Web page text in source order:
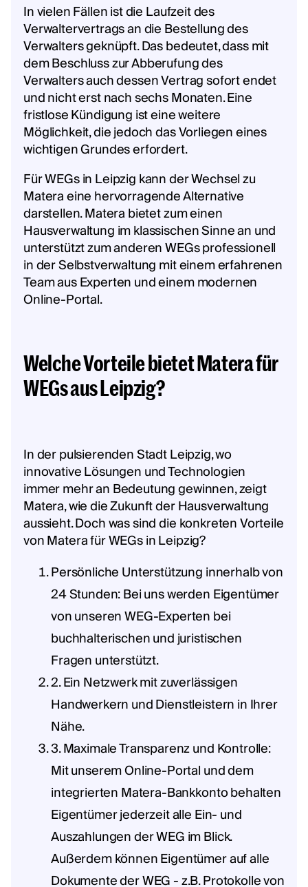
In vielen Fällen ist die Laufzeit des
Verwaltervertrags an die Bestellung des
Verwalters geknüpft. Das bedeutet, dass mit
dem Beschluss zur Abberufung des
Verwalters auch dessen Vertrag sofort endet
und nicht erst nach sechs Monaten. Eine
fristlose Kündigung ist eine weitere
Möglichkeit, die jedoch das Vorliegen eines
wichtigen Grundes erfordert.
Für WEGs in Leipzig kann der Wechsel zu
Matera eine hervorragende Alternative
darstellen. Matera bietet zum einen
Hausverwaltung im klassischen Sinne an und
unterstützt zum anderen WEGs professionell
in der Selbstverwaltung mit einem erfahrenen
Team aus Experten und einem modernen
Online-Portal.
Welche Vorteile bietet Matera für
WEGs aus Leipzig?
In der pulsierenden Stadt Leipzig, wo
innovative Lösungen und Technologien
immer mehr an Bedeutung gewinnen, zeigt
Matera, wie die Zukunft der Hausverwaltung
aussieht. Doch was sind die konkreten Vorteile
von Matera für WEGs in Leipzig?
Persönliche Unterstützung innerhalb von
24 Stunden: Bei uns werden Eigentümer
von unseren WEG-Experten bei
buchhalterischen und juristischen
Fragen unterstützt.
2. Ein Netzwerk mit zuverlässigen
Handwerkern und Dienstleistern in Ihrer
Nähe.
3. Maximale Transparenz und Kontrolle:
Mit unserem Online-Portal und dem
integrierten Matera-Bankkonto behalten
Eigentümer jederzeit alle Ein- und
Auszahlungen der WEG im Blick.
Außerdem können Eigentümer auf alle
Dokumente der WEG - z.B. Protokolle von